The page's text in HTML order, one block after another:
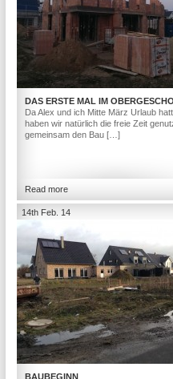
DAS ERSTE MAL IM
Da Alex und ich Mitte März Urlaub
haben wir natürlich die freie Zeit
gemeinsam den Bau […]
Read more
14th Feb. 14
BAUBEGINN